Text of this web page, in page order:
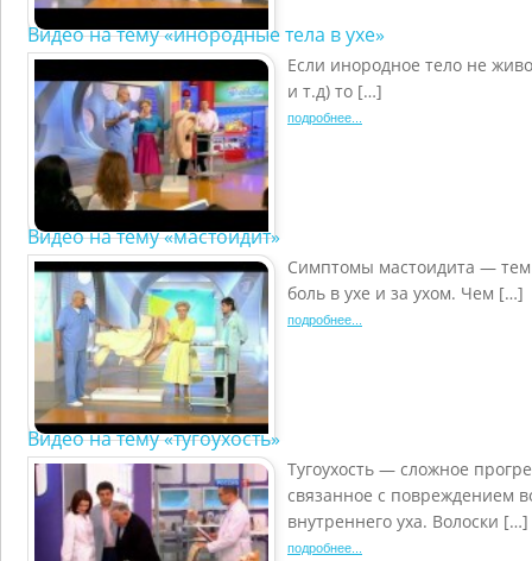
Видео на тему «инородные тела в ухе»
Если инородное тело не
и т.д) то […]
подробнее...
Видео на тему «мастоидит»
Симптомы мастоидита —
боль в ухе и за ухом. Чем […]
подробнее...
Видео на тему «тугоухость»
Тугоухость — сложное
связанное с повреждением
внутреннего уха. Волоски […]
подробнее...